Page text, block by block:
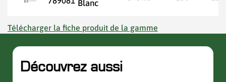
Blanc
Télécharger la fiche produit de la gamme
Découvrez aussi